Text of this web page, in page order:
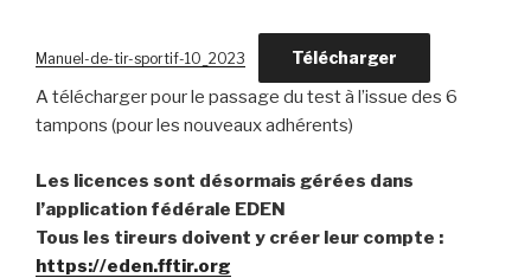
Manuel-de-tir-sportif-10_2023 Télécharger
A télécharger pour le passage du test à l’issue des 6
tampons (pour les nouveaux adhérents)
Les licences sont désormais gérées dans
l’application fédérale EDEN
Tous les tireurs doivent y créer leur compte :
https://eden.fftir.org